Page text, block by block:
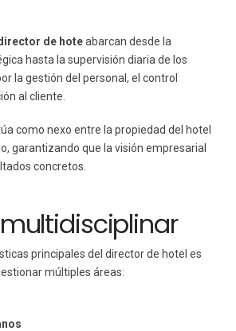
de hoteabarcan desde la
hasta la supervisión diaria de los
la gestión del personal, el control
al cliente.
como nexo entre la propiedad del hotel
garantizando que la visión empresarial
concretos.
principales del director de hotel es
múltiples áreas: